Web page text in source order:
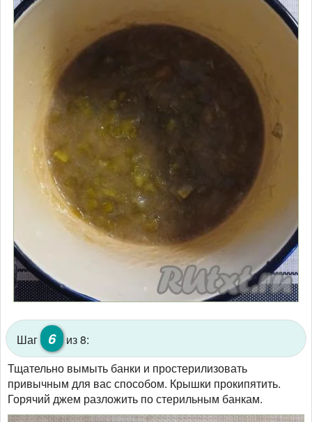
Шаг 6
из 8:
Тщательно вымыть банки и простерилизовать
привычным для вас способом. Крышки прокипятить.
Горячий джем разложить по стерильным банкам.